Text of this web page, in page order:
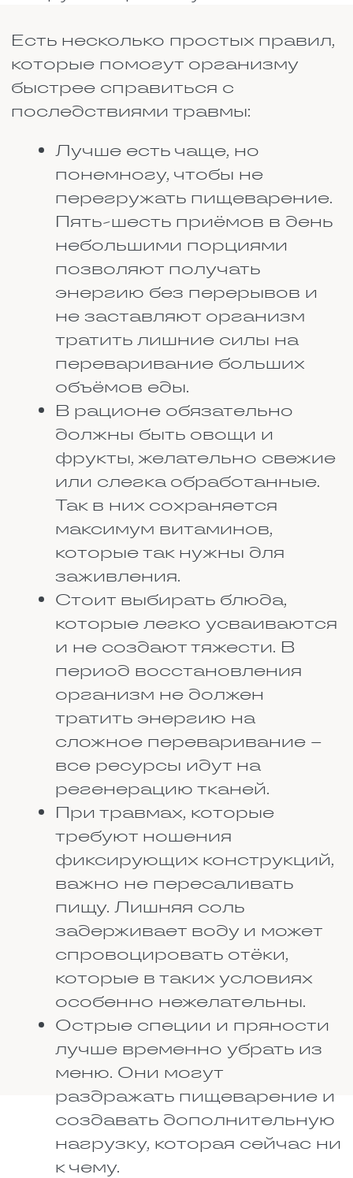
витамины, элементы, о которых
С него всё начинается. Если
витамина D не хватает, кальций
не усваивается. Человек может
молоко литрами, но толку не
будет. Витамин D нужен для
полноценно усваивался.
Помимо этого, он поддерживает
иммунитет, а когда человек
долго лежит, защитные силы
организма падают.
очередь в жирной рыбе. Хорошо
подходят скумбрия, сельдь,
сардины. Особенно много
витамина D в печени трески.
Если есть возможность, можно
купить красную рыбу: лосось
или форель. Яичные желтки тоже
содержат витамин D, поэтому не
стоит их выкидывать. Сливочное
масло и молочка дают его
добавить в рацион. Ещё он
синтезируется в коже под
это полагаться не стоит. Так что
рыба и яйца должны быть на
столе регулярно.
Кальций
Это основа костной ткани. Если
его не хватает, кости становятся
хрупкими, перелом заживает
дольше, и даже после
выздоровления есть риск снова
травмироваться. Кальций нужен
не только костям. Он участвует в
нервных сигналов. Так что его
дефицит сразу даёт о себе
Человеку в день требуется
около 800–1200 мг кальция.
Это примерно три порции
творога или пачка кефира.
Больше всего кальция в
молочке: твороге, сыре, кефире,
молоке. Если по какой-то
причине молочные продукты не
подходят, можно взять брокколи,
бобовые, листовую зелень или
миндаль.
Также врач может назначить
переломах. Они помогают
предотвратить дефицит и
важно убедиться в отсутствии
противопоказаний.